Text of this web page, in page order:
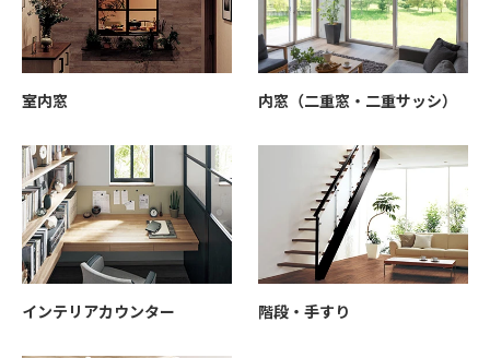
室内窓 内窓（二重窓・二重サッシ）
インテリアカウンター 階段・手すり